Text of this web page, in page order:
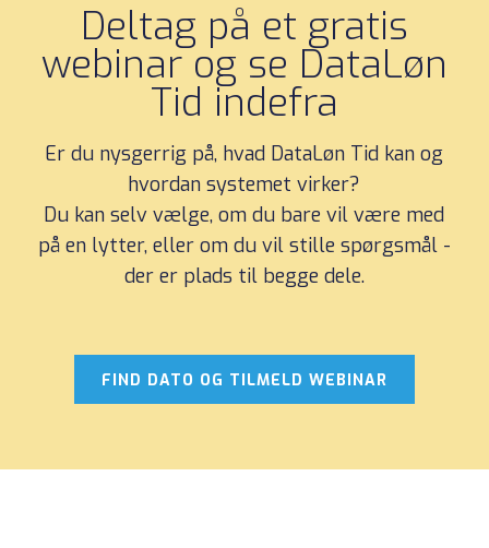
Deltag på et gratis
webinar og se DataLøn
Tid indefra
Er du nysgerrig på, hvad DataLøn Tid kan og
hvordan systemet virker?
Du kan selv vælge, om du bare vil være med
på en lytter, eller om du vil stille spørgsmål -
der er plads til begge dele.
FIND DATO OG TILMELD WEBINAR